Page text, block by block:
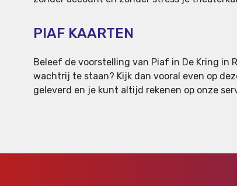
PIAF KAARTEN
Beleef de voorstelling van Piaf in De Kring in
wachtrij te staan? Kijk dan vooral even op
geleverd en je kunt altijd rekenen op onze